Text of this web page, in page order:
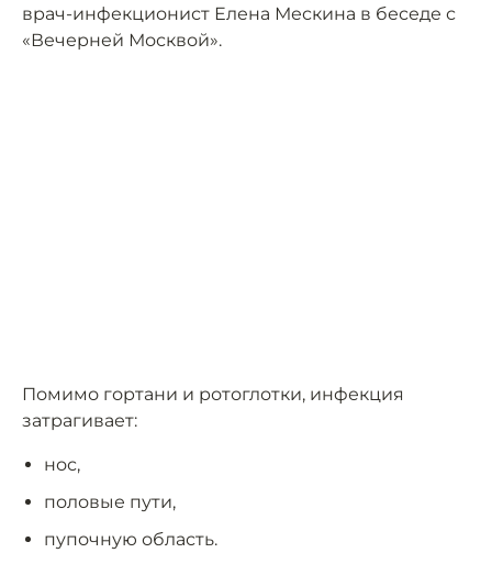
врач-инфекционист Елена Мескина в беседе с
«Вечерней Москвой».
Помимо гортани и ротоглотки, инфекция
затрагивает:
нос,
половые пути,
пупочную область.